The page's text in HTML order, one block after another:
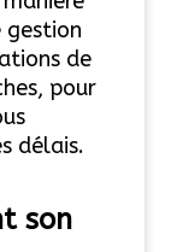
gestion
de
pour
délais.
son